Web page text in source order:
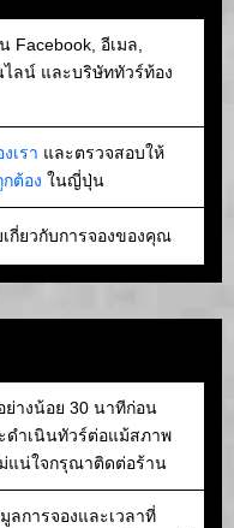
Facebook, อีเมล,
ลน์ และบริษัททัวร์ท้อง
เรา และตรวจสอบให้
ต้อง ในญี่ปุ่น
กี่ยวกับการจองของคุณ
ย่างน้อย 30 นาทีก่อน
ดำเนินทัวร์ต่อแม้สภาพ
แน่ใจกรุณาติดต่อร้าน
ลการจองและเวลาที่